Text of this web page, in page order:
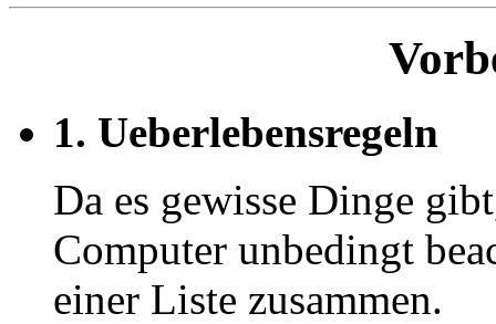
1. Ueberlebensregeln
Da es gewisse Dinge
Computer unbedingt
einer Liste zusammen.